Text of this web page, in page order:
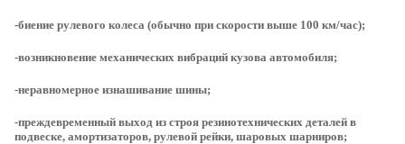
-биение рулевого колеса (обычно при скорости выше 100 км/час);
-возникновение механических вибраций кузова автомобиля;
-неравномерное изнашивание шины;
-преждевременный выход из строя резинотехнических деталей в
подвеске, амортизаторов, рулевой рейки, шаровых шарниров;